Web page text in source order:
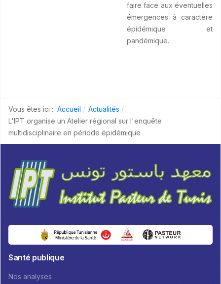
faire face aux éventuelles
émergences à caractère
épidémique et
pandémique.
Vous êtes ici : Accueil
Actualités
L'IPT organise un Atelier régional sur l'enquête
multidisciplinaire en période épidémique
Santé publique
Nos analyses